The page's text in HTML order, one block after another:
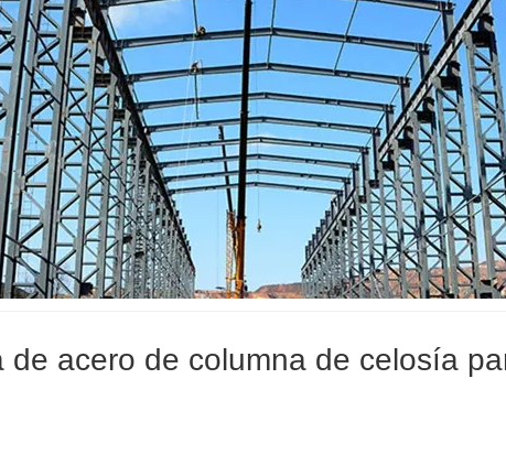
de acero de columna de celosía